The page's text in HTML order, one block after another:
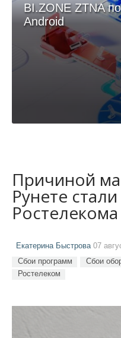
BI.ZONE ZTNA
Android
Причиной
Рунете
Ростелекома
Екатерина Быстрова 07
Сбои программ Сбои
Ростелеком